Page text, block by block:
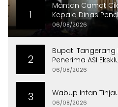
1
Mantan Camat
Kepala Dinas
06/08/2026
2
Bupati Tangerang
Penerima ASI
06/08/2026
3 Wabup Intan
06/08/2026